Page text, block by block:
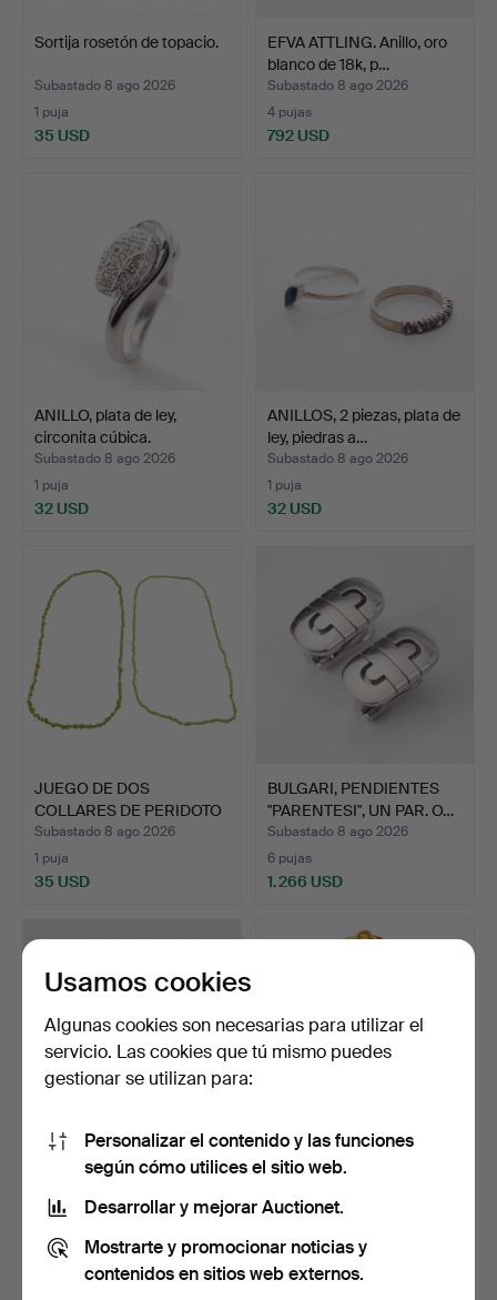
Sortija rosetón de topacio.
Subastado 8 ago 2026
1 puja
35 USD
EFVA ATTLING. Anillo, oro
blanco de 18k, p…
Subastado 8 ago 2026
4 pujas
792 USD
ANILLO, plata de ley,
circonita cúbica.
Subastado 8 ago 2026
1 puja
32 USD
ANILLOS, 2 piezas, plata de
ley, piedras a…
Subastado 8 ago 2026
1 puja
32 USD
JUEGO DE DOS
COLLARES DE PERIDOTO
EN BRUTO…
Subastado 8 ago 2026
1 puja
35 USD
BULGARI, PENDIENTES
"PARENTESI", UN PAR. O…
Subastado 8 ago 2026
6 pujas
1.266 USD
ANILLO SOLITARIO
ANTIGUO DE PLATINO
CON DI…
Subastado 8 ago 2026
237 USD
COLGANTE/BROCHE,
Subastado 8 ago 2026
602 USD
Lote
Usamos cookies
Algunas cookies son necesarias para utilizar el
servicio. Las cookies que tú mismo puedes
gestionar se utilizan para:
Personalizar el contenido y las funciones
según cómo utilices el sitio web.
Desarrollar y mejorar Auctionet.
Mostrarte y promocionar noticias y
contenidos en sitios web externos.